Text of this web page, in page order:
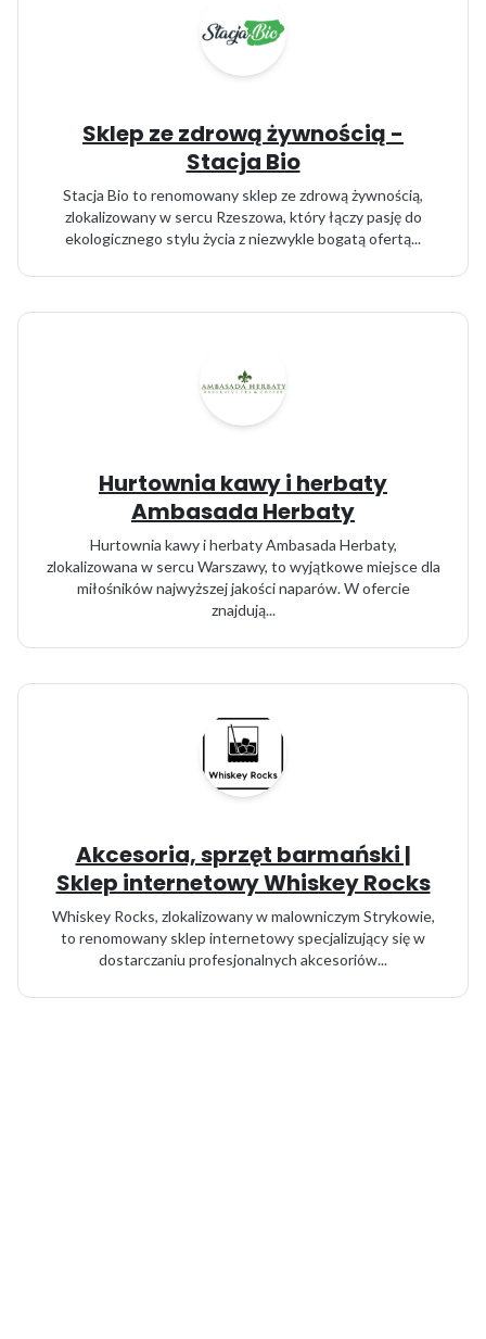
Sklep ze zdrową żywnością -
Stacja Bio
Stacja Bio to renomowany sklep ze zdrową żywnością,
zlokalizowany w sercu Rzeszowa, który łączy pasję do
ekologicznego stylu życia z niezwykle bogatą ofertą...
Hurtownia kawy i herbaty
Ambasada Herbaty
Hurtownia kawy i herbaty Ambasada Herbaty,
zlokalizowana w sercu Warszawy, to wyjątkowe miejsce dla
miłośników najwyższej jakości naparów. W ofercie
znajdują...
Akcesoria, sprzęt barmański |
Sklep internetowy Whiskey Rocks
Whiskey Rocks, zlokalizowany w malowniczym Strykowie,
to renomowany sklep internetowy specjalizujący się w
dostarczaniu profesjonalnych akcesoriów...